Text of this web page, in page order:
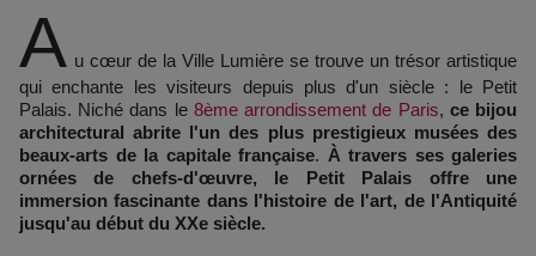
A u cœur de la Ville Lumière se trouve un trésor artistique
qui enchante les visiteurs depuis plus d'un siècle : le Petit
Palais. Niché dans le 8ème arrondissement de Paris, ce bijou
architectural abrite l'un des plus prestigieux musées des
beaux-arts de la capitale française. À travers ses galeries
ornées de chefs-d'œuvre, le Petit Palais offre une
immersion fascinante dans l'histoire de l'art, de l'Antiquité
jusqu'au début du XXe siècle.